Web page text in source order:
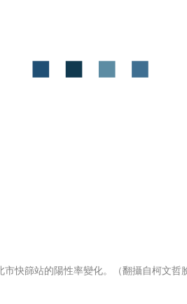
快篩站的陽性率變化。（翻攝自柯文哲